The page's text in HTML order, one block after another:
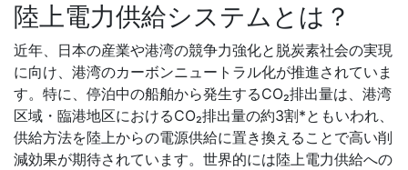
陸上電力供給システムとは？
近年、日本の産業や港湾の競争力強化と脱炭素社会の実現
に向け、港湾のカーボンニュートラル化が推進されていま
す。特に、停泊中の船舶から発生するCO₂排出量は、港湾
区域・臨港地区におけるCO₂排出量の約3割*ともいわれ、
供給方法を陸上からの電源供給に置き換えることで高い削
減効果が期待されています。世界的には陸上電力供給への